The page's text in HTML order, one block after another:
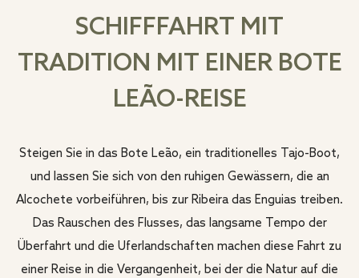
SCHIFFFAHRT MIT
TRADITION MIT EINER BOTE
LEÃO-REISE
Steigen Sie in das Bote Leão, ein traditionelles Tajo-Boot,
und lassen Sie sich von den ruhigen Gewässern, die an
Alcochete vorbeiführen, bis zur Ribeira das Enguias treiben.
Das Rauschen des Flusses, das langsame Tempo der
Überfahrt und die Uferlandschaften machen diese Fahrt zu
einer Reise in die Vergangenheit, bei der die Natur auf die